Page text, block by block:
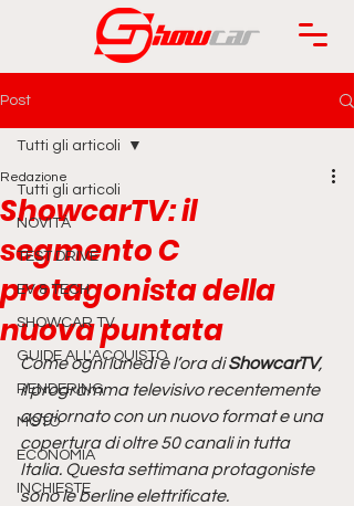
Post
Tutti gli articoli
NOVITÀ
TEST DRIVE
EV & TECH
SHOWCAR TV
GUIDE ALL'ACQUISTO
RENDERING
MOTO
ECONOMIA
INCHIESTE
Tutti gli articoli
ShowcarTV: il
segmento C
protagonista della
nuova puntata
Redazione
Come ogni lunedì è l’ora di ShowcarTV,
il programma televisivo recentemente
aggiornato con un nuovo format e una
copertura di oltre 50 canali in tutta
Italia. Questa settimana protagoniste
sono le berline elettrificate.